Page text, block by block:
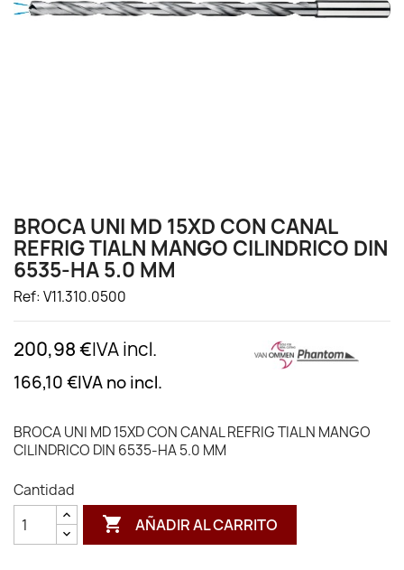
BROCA UNI MD 15XD CON CANAL
REFRIG TIALN MANGO CILINDRICO DIN
6535-HA 5.0 MM
Ref: V11.310.0500
200,98 €IVA incl.
166,10 €IVA no incl.
BROCA UNI MD 15XD CON CANAL REFRIG TIALN MANGO
CILINDRICO DIN 6535-HA 5.0 MM
Cantidad
 AÑADIR AL CARRITO